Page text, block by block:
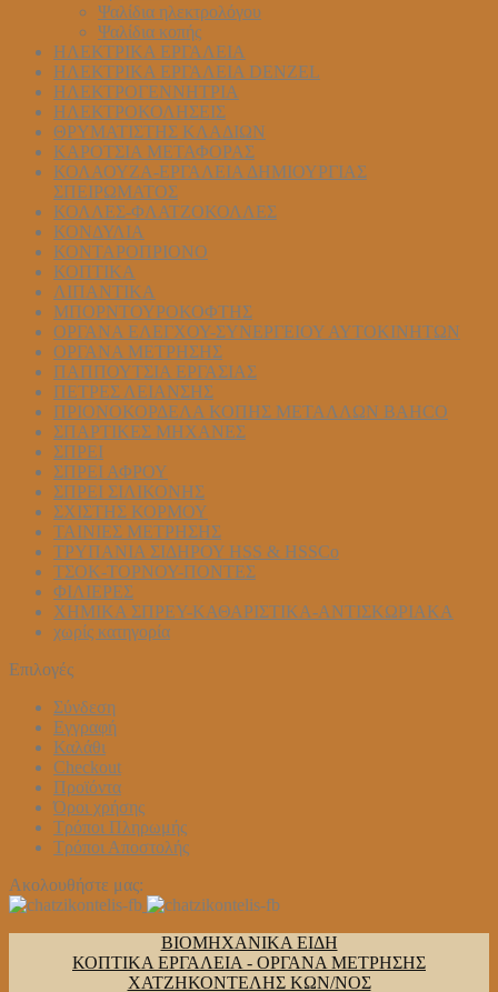
Ψαλίδια ηλεκτρολόγου
Ψαλίδια κοπής
ΗΛΕΚΤΡΙΚΑ ΕΡΓΑΛΕΙΑ
ΗΛΕΚΤΡΙΚΑ ΕΡΓΑΛΕΙΑ DENZEL
ΗΛΕΚΤΡΟΓΕΝΝΗΤΡΙΑ
ΗΛΕΚΤΡΟΚΟΛΗΣΕΙΣ
ΘΡΥΜΑΤΙΣΤΗΣ ΚΛΑΔΙΩΝ
ΚΑΡΟΤΣΙΑ ΜΕΤΑΦΟΡΑΣ
ΚΟΛΑΟΥΖΑ-ΕΡΓΑΛΕΙΑ ΔΗΜΙΟΥΡΓΙΑΣ
ΣΠΕΙΡΩΜΑΤΟΣ
ΚΟΛΛΕΣ-ΦΛΑΤΖΟΚΟΛΛΕΣ
ΚΟΝΔΥΛΙΑ
ΚΟΝΤΑΡΟΠΡΙΟΝΟ
ΚΟΠΤΙΚΑ
ΛΙΠΑΝΤΙΚΑ
ΜΠΟΡΝΤΟΥΡΟΚΟΦΤΗΣ
ΟΡΓΑΝΑ ΕΛΕΓΧΟΥ-ΣYΝΕΡΓΕΙΟΥ ΑΥΤΟΚΙΝΗΤΩΝ
ΟΡΓΑΝΑ ΜΕΤΡΗΣΗΣ
ΠΑΠΠΟΥΤΣΙΑ ΕΡΓΑΣΙΑΣ
ΠΕΤΡΕΣ ΛΕΙΑΝΣΗΣ
ΠΡΙΟΝΟΚΟΡΔΕΛΑ ΚΟΠΗΣ ΜΕΤΑΛΛΩΝ BAHCO
ΣΠΑΡΤΙΚΕΣ ΜΗΧΑΝΕΣ
ΣΠΡΕΙ
ΣΠΡΕΙ ΑΦΡΟΥ
ΣΠΡΕΙ ΣΙΛΙΚΟΝΗΣ
ΣΧΙΣΤΗΣ ΚΟΡΜΟΥ
ΤΑΙΝΙΕΣ ΜΕΤΡΗΣΗΣ
ΤΡΥΠΑΝΙΑ ΣΙΔΗΡΟΥ HSS & HSSCo
ΤΣΟΚ-ΤΟΡΝΟΥ-ΠΟΝΤΕΣ
ΦΙΛΙΕΡΕΣ
ΧΗΜΙΚΑ ΣΠΡΕΥ-ΚΑΘΑΡΙΣΤΙΚΑ-ΑΝΤΙΣΚΩΡΙΑΚΑ
χωρίς κατηγορία
Επιλογές
Σύνδεση
Εγγραφή
Καλάθι
Checkout
Προϊόντα
Όροι χρήσης
Τρόποι Πληρωμής
Τρόποι Αποστολής
Ακολουθήστε μας:
ΒΙΟΜΗΧΑΝΙΚΑ ΕΙΔΗ
ΚΟΠΤΙΚΑ ΕΡΓΑΛΕΙΑ - ΟΡΓΑΝΑ ΜΕΤΡΗΣΗΣ
ΧΑΤΖΗΚΟΝΤΕΛΗΣ ΚΩΝ/ΝΟΣ